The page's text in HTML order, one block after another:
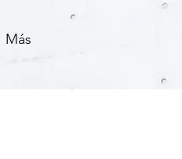
Más